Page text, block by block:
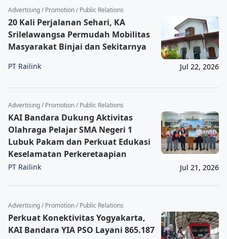
Advertising / Promotion / Public Relations
20 Kali Perjalanan Sehari, KA
Srilelawangsa Permudah Mobilitas
Masyarakat Binjai dan Sekitarnya
PT Railink Jul 22, 2026
Advertising / Promotion / Public Relations
KAI Bandara Dukung Aktivitas
Olahraga Pelajar SMA Negeri 1
Lubuk Pakam dan Perkuat Edukasi
Keselamatan Perkeretaapian
PT Railink Jul 21, 2026
Advertising / Promotion / Public Relations
Perkuat Konektivitas Yogyakarta,
KAI Bandara YIA PSO Layani 865.187